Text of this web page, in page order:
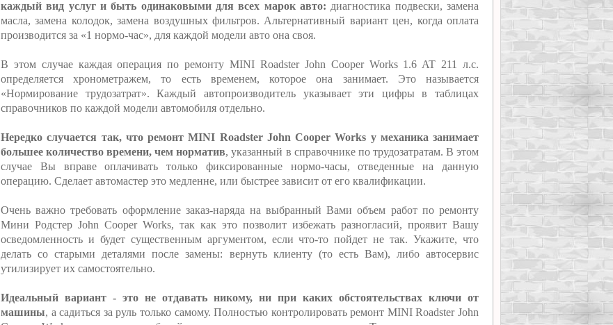
каждый вид услуг и быть одинаковыми для всех марок авто: диагностика подвески, замена
масла, замена колодок, замена воздушных фильтров. Альтернативный вариант цен, когда оплата
производится за «1 нормо-час», для каждой модели авто она своя.
В этом случае каждая операция по ремонту MINI Roadster John Cooper Works 1.6 AT 211 л.с.
определяется хронометражем, то есть временем, которое она занимает. Это называется
«Нормирование трудозатрат». Каждый автопроизводитель указывает эти цифры в таблицах
справочников по каждой модели автомобиля отдельно.
Нередко случается так, что ремонт MINI Roadster John Cooper Works у механика занимает
большее количество времени, чем норматив, указанный в справочнике по трудозатратам. В этом
случае Вы вправе оплачивать только фиксированные нормо-часы, отведенные на данную
операцию. Сделает автомастер это медленне, или быстрее зависит от его квалификации.
Очень важно требовать оформление заказ-наряда на выбранный Вами объем работ по ремонту
Мини Родстер John Cooper Works, так как это позволит избежать разногласий, проявит Вашу
осведомленность и будет существенным аргументом, если что-то пойдет не так. Укажите, что
делать со старыми деталями после замены: вернуть клиенту (то есть Вам), либо автосервис
утилизирует их самостоятельно.
Идеальный вариант - это не отдавать никому, ни при каких обстоятельствах ключи от
машины, а садиться за руль только самому. Полностью контролировать ремонт MINI Roadster John